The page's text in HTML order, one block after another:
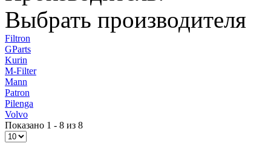
Выбрать производителя
Filtron
GParts
Kurin
M-Filter
Mann
Patron
Pilenga
Volvo
Показано 1 - 8 из 8